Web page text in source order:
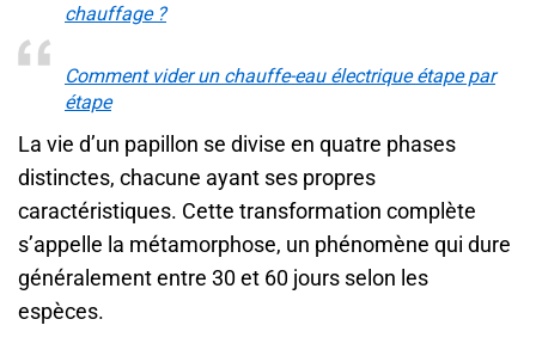
chauffage ?
Comment vider un chauffe-eau électrique étape par
étape
La vie d’un papillon se divise en quatre phases
distinctes, chacune ayant ses propres
caractéristiques. Cette transformation complète
s’appelle la métamorphose, un phénomène qui dure
généralement entre 30 et 60 jours selon les
espèces.